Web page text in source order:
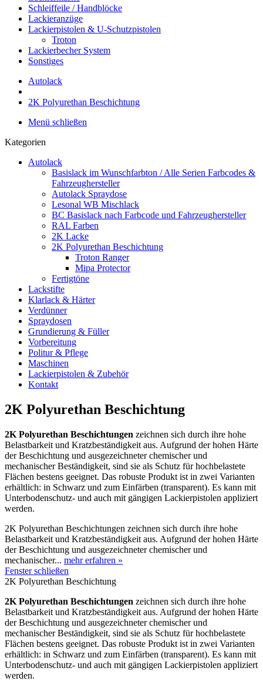
Schleiffeile / Handblöcke
Lackieranzüge
Lackierpistolen & U-Schutzpistolen
Troton
Lackierbecher System
Sonstiges
Autolack
2K Polyurethan Beschichtung
Menü schließen
Kategorien
Autolack
Basislack im Wunschfarbton / Alle Serien Farbcodes &
Fahrzeughersteller
Autolack Spraydose
Lesonal WB Mischlack
BC Basislack nach Farbcode und Fahrzeughersteller
RAL Farben
2K Lacke
2K Polyurethan Beschichtung
Troton Ranger
Mipa Protector
Fertigtöne
Lackstifte
Klarlack & Härter
Verdünner
Spraydosen
Grundierung & Füller
Vorbereitung
Politur & Pflege
Maschinen
Lackierpistolen & Zubehör
Kontakt
2K Polyurethan Beschichtung
2K Polyurethan Beschichtungen zeichnen sich durch ihre hohe
Belastbarkeit und Kratzbeständigkeit aus. Aufgrund der hohen Härte
der Beschichtung und ausgezeichneter chemischer und
mechanischer Beständigkeit, sind sie als Schutz für hochbelastete
Flächen bestens geeignet. Das robuste Produkt ist in zwei Varianten
erhältlich: in Schwarz und zum Einfärben (transparent). Es kann mit
Unterbodenschutz- und auch mit gängigen Lackierpistolen appliziert
werden.
2K Polyurethan Beschichtungen zeichnen sich durch ihre hohe
Belastbarkeit und Kratzbeständigkeit aus. Aufgrund der hohen Härte
der Beschichtung und ausgezeichneter chemischer und
mechanischer... mehr erfahren »
Fenster schließen
2K Polyurethan Beschichtung
2K Polyurethan Beschichtungen zeichnen sich durch ihre hohe
Belastbarkeit und Kratzbeständigkeit aus. Aufgrund der hohen Härte
der Beschichtung und ausgezeichneter chemischer und
mechanischer Beständigkeit, sind sie als Schutz für hochbelastete
Flächen bestens geeignet. Das robuste Produkt ist in zwei Varianten
erhältlich: in Schwarz und zum Einfärben (transparent). Es kann mit
Unterbodenschutz- und auch mit gängigen Lackierpistolen appliziert
werden.